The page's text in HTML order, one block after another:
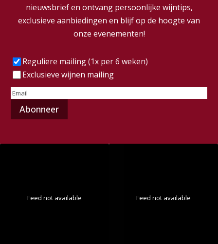
nieuwsbrief en ontvang persoonlijke wijntips,
exclusieve aanbiedingen en blijf op de hoogte van
onze evenementen!
Frequentie(Vereist)
Reguliere mailing (1x per 6 weken)
Exclusieve wijnen mailing
E-
mailadres(Vereist)
Feed not available Feed not available